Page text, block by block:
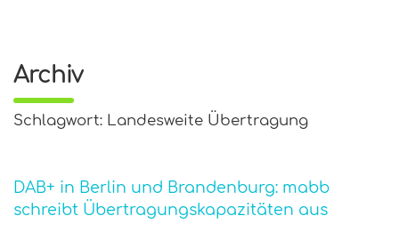
Archiv
Schlagwort: Landesweite Übertragung
DAB+ in Berlin und Brandenburg: mabb
schreibt Übertragungskapazitäten aus